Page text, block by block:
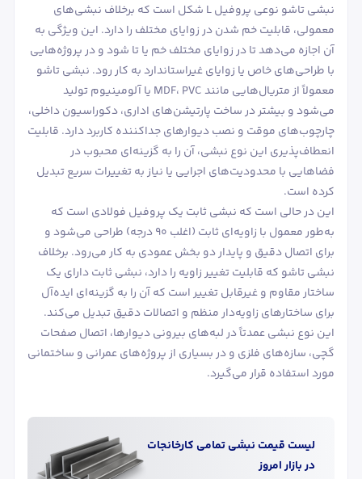
نبشی تاشو نوعی پروفیل L شکل است که برخلاف نبشی‌های
معمولی، قابلیت خم شدن در زوایای مختلف را دارد. این ویژگی به
آن اجازه می‌دهد تا در زوایای مختلف خم یا تا شود و در پروژه‌هایی
با طراحی‌های خاص یا زوایای غیراستاندارد به کار رود. نبشی تاشو
معمولاً از متریال‌هایی مانند MDF، PVC یا آلومینیوم تولید
می‌شود و بیشتر در ساخت پارتیشن‌های اداری، دکوراسیون داخلی،
چارچوب‌های موقت و نصب دیوارهای جداکننده کاربرد دارد. قابلیت
انعطاف‌پذیری این نوع نبشی، آن را به گزینه‌ای محبوب در
فضاهایی با محدودیت‌های اجرایی یا نیاز به تغییرات سریع تبدیل
کرده است.
این در حالی است که نبشی ثابت یک پروفیل فولادی است که
به‌طور معمول با زاویه‌ای ثابت (اغلب ۹۰ درجه) طراحی می‌شود و
برای اتصال دقیق و پایدار دو بخش عمودی به کار می‌رود. برخلاف
نبشی تاشو که قابلیت تغییر زاویه را دارد، نبشی ثابت دارای یک
ساختار مقاوم و غیرقابل تغییر است که آن را به گزینه‌ای ایده‌آل
برای ساختارهای زاویه‌دار منظم و اتصالات دقیق تبدیل می‌کند.
این نوع نبشی عمدتاً در لبه‌های بیرونی دیوارها، اتصال صفحات
گچی، سازه‌های فلزی و در بسیاری از پروژه‌های عمرانی و ساختمانی
مورد استفاده قرار می‌گیرد.
لیست قیمت نبشیتمامی کارخانجات
در بازار امروز